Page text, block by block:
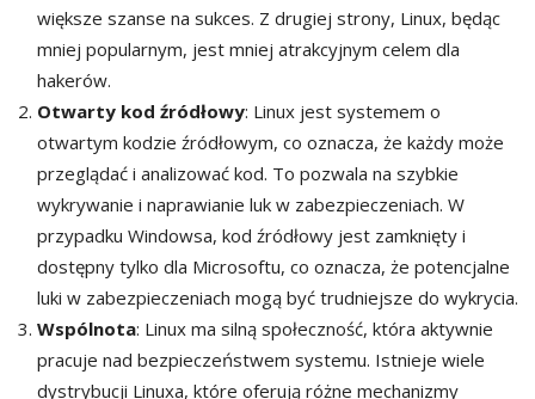
większe szanse na sukces. Z drugiej strony, Linux, będąc
mniej popularnym, jest mniej atrakcyjnym celem dla
hakerów.
Otwarty kod źródłowy: Linux jest systemem o
otwartym kodzie źródłowym, co oznacza, że ​​każdy może
przeglądać i analizować kod. To pozwala na szybkie
wykrywanie i naprawianie luk w zabezpieczeniach. W
przypadku Windowsa, kod źródłowy jest zamknięty i
dostępny tylko dla Microsoftu, co oznacza, że ​​potencjalne
luki w zabezpieczeniach mogą być trudniejsze do wykrycia.
Wspólnota: Linux ma silną społeczność, która aktywnie
pracuje nad bezpieczeństwem systemu. Istnieje wiele
dystrybucji Linuxa, które oferują różne mechanizmy